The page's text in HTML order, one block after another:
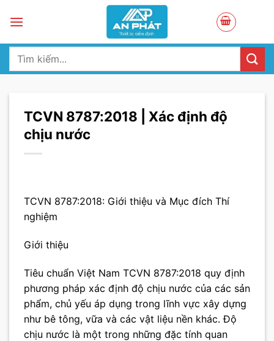
Tìm
TCVN 8787:2018 | Xác định độ
chịu nước
TCVN 8787:2018: Giới thiệu và Mục đích Thí
nghiệm
Giới thiệu
Tiêu chuẩn Việt Nam TCVN 8787:2018 quy định
phương pháp xác định độ chịu nước của các sản
phẩm, chủ yếu áp dụng trong lĩnh vực xây dựng
như bê tông, vữa và các vật liệu nền khác. Độ
chịu nước là một trong những đặc tính quan